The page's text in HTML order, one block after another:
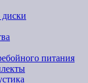
питания